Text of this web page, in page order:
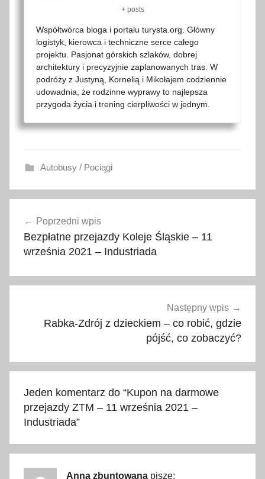
+ posts
Współtwórca bloga i portalu turysta.org. Główny
logistyk, kierowca i techniczne serce całego
projektu. Pasjonat górskich szlaków, dobrej
architektury i precyzyjnie zaplanowanych tras. W
podróży z Justyną, Kornelią i Mikołajem codziennie
udowadnia, że rodzinne wyprawy to najlepsza
przygoda życia i trening cierpliwości w jednym.
Autobusy / Pociągi
1
e
t
o
b
u
wpisu
Poprzedni wpis
Bezpłatne przejazdy Koleje Śląskie – 11
września 2021 – Industriada
Następny wpis
Rabka-Zdrój z dzieckiem – co robić, gdzie
pójść, co zobaczyć?
Jeden komentarz do “Kupon na darmowe
przejazdy ZTM – 11 września 2021 –
Industriada”
Anna zbuntowana pisze: